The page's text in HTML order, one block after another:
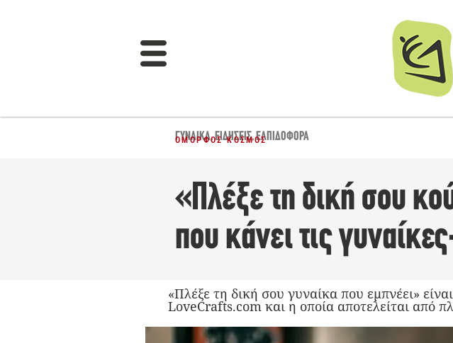
ΓΥΝΑΊΚΑ,ΕΙΔΉΣΕΙΣ,ΕΛΠΙΔΟΦΌΡΑ
ΌΜΟΡΦΟΣ ΚΌΣΜΟΣ
«Πλέξε τη δική σου
που κάνει τις
«Πλέξε τη δική σου γυναίκα που εμπνέει»
LoveCrafts.com και η οποία αποτελείται από